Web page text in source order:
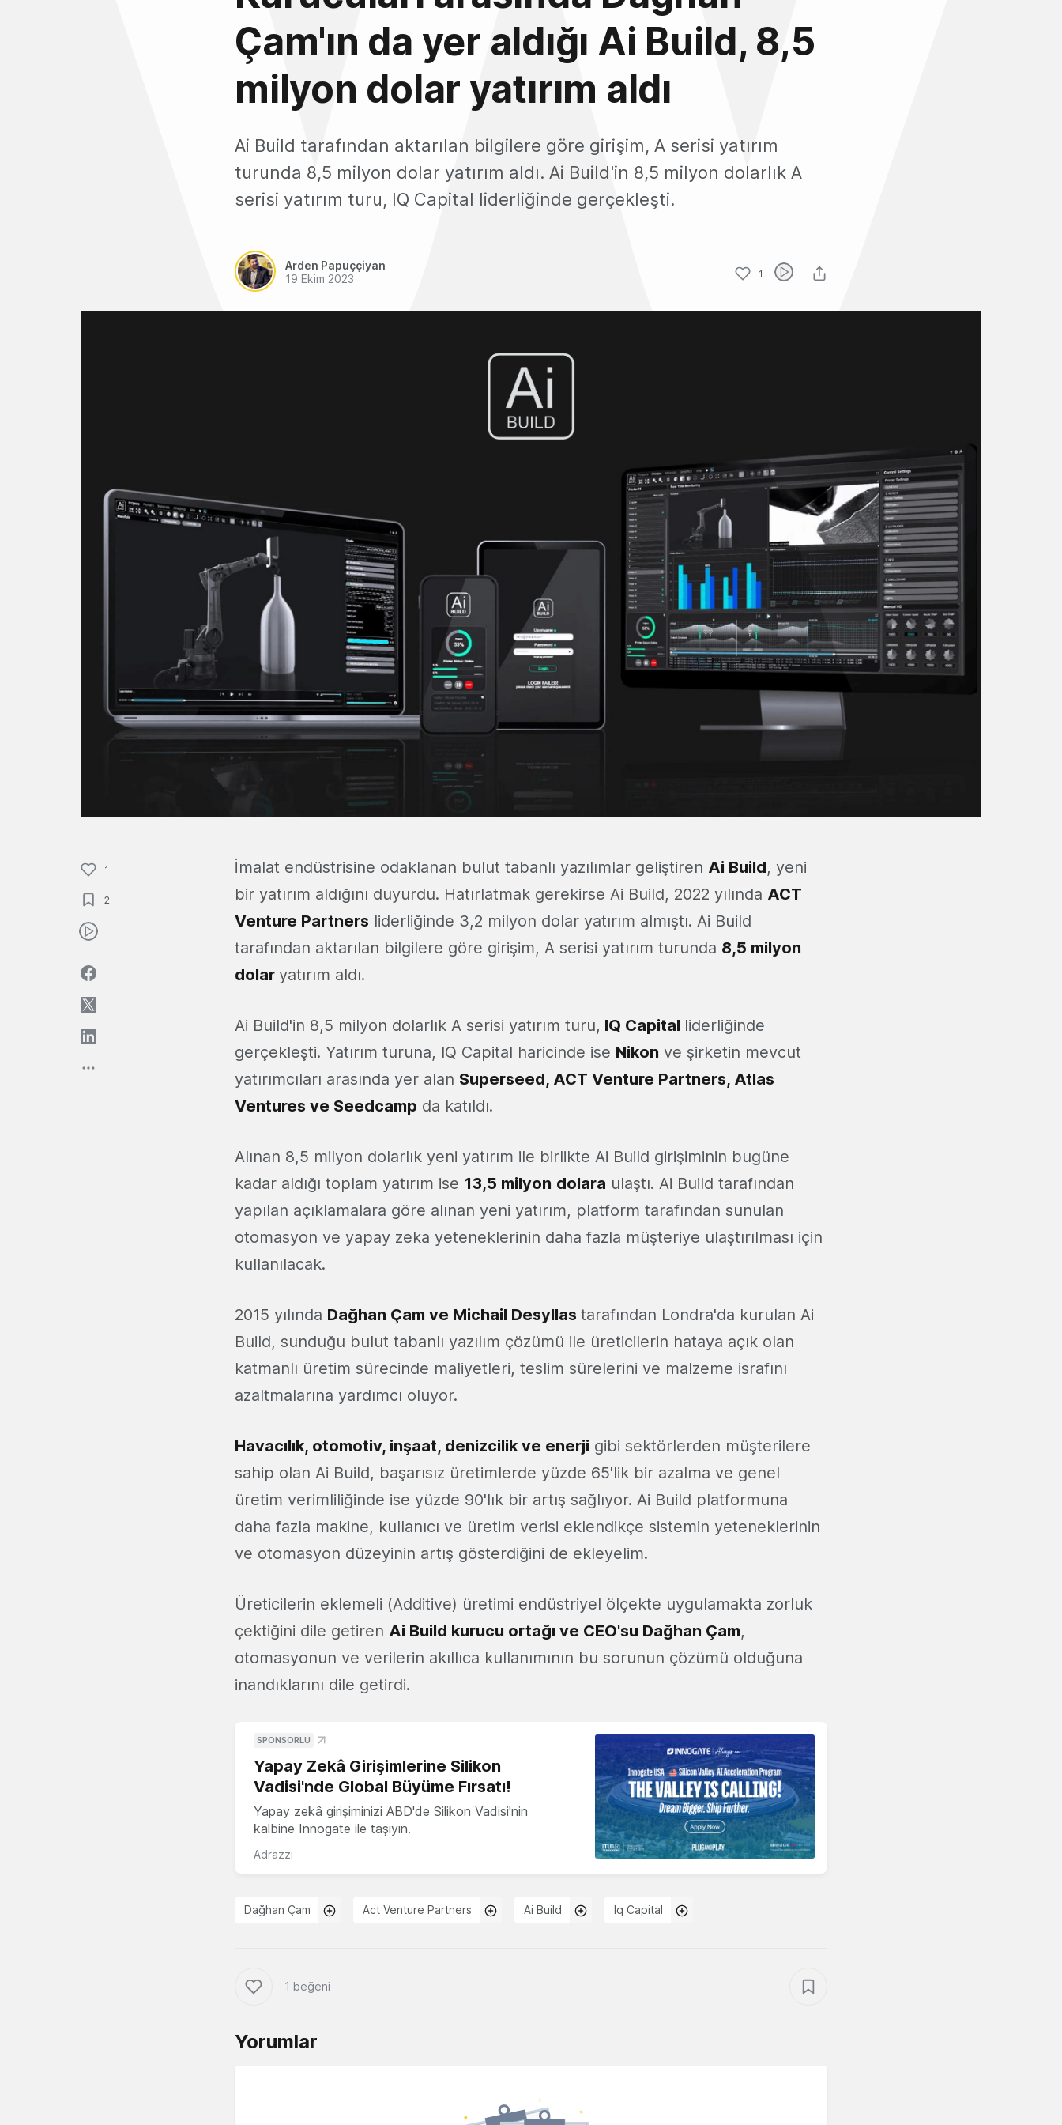
Çam'ın da yer aldığı Ai Build, 8,5
milyon dolar yatırım aldı
Ai Build tarafından aktarılan bilgilere göre girişim, A serisi yatırım
turunda 8,5 milyon dolar yatırım aldı. Ai Build'in 8,5 milyon dolarlık A
serisi yatırım turu, IQ Capital liderliğinde gerçekleşti.
Arden Papuççiyan
19 Ekim 2023
1
1
2
İmalat endüstrisine odaklanan bulut tabanlı yazılımlar geliştiren Ai Build, yeni
bir yatırım aldığını duyurdu. Hatırlatmak gerekirse Ai Build, 2022 yılında ACT
Venture Partners liderliğinde 3,2 milyon dolar yatırım almıştı. Ai Build
tarafından aktarılan bilgilere göre girişim, A serisi yatırım turunda 8,5 milyon
dolar yatırım aldı.
Ai Build'in 8,5 milyon dolarlık A serisi yatırım turu, IQ Capital liderliğinde
gerçekleşti. Yatırım turuna, IQ Capital haricinde ise Nikon ve şirketin mevcut
yatırımcıları arasında yer alan Superseed, ACT Venture Partners, Atlas
Ventures ve Seedcamp da katıldı.
Alınan 8,5 milyon dolarlık yeni yatırım ile birlikte Ai Build girişiminin bugüne
kadar aldığı toplam yatırım ise 13,5 milyon dolara ulaştı. Ai Build tarafından
yapılan açıklamalara göre alınan yeni yatırım, platform tarafından sunulan
otomasyon ve yapay zeka yeteneklerinin daha fazla müşteriye ulaştırılması için
kullanılacak.
2015 yılında Dağhan Çam ve Michail Desyllas tarafından Londra'da kurulan Ai
Build, sunduğu bulut tabanlı yazılım çözümü ile üreticilerin hataya açık olan
katmanlı üretim sürecinde maliyetleri, teslim sürelerini ve malzeme israfını
azaltmalarına yardımcı oluyor.
Havacılık, otomotiv, inşaat, denizcilik ve enerji gibi sektörlerden müşterilere
sahip olan Ai Build, başarısız üretimlerde yüzde 65'lik bir azalma ve genel
üretim verimliliğinde ise yüzde 90'lık bir artış sağlıyor. Ai Build platformuna
daha fazla makine, kullanıcı ve üretim verisi eklendikçe sistemin yeteneklerinin
ve otomasyon düzeyinin artış gösterdiğini de ekleyelim.
Üreticilerin eklemeli (Additive) üretimi endüstriyel ölçekte uygulamakta zorluk
çektiğini dile getiren Ai Build kurucu ortağı ve CEO'su Dağhan Çam,
otomasyonun ve verilerin akıllıca kullanımının bu sorunun çözümü olduğuna
inandıklarını dile getirdi.
SPONSORLU
Yapay Zekâ Girişimlerine Silikon
Vadisi'nde Global Büyüme Fırsatı!
Yapay zekâ girişiminizi ABD'de Silikon Vadisi'nin
kalbine Innogate ile taşıyın.
Adrazzi
Dağhan Çam Act Venture Partners Ai Build Iq Capital
1 beğeni
Yorumlar